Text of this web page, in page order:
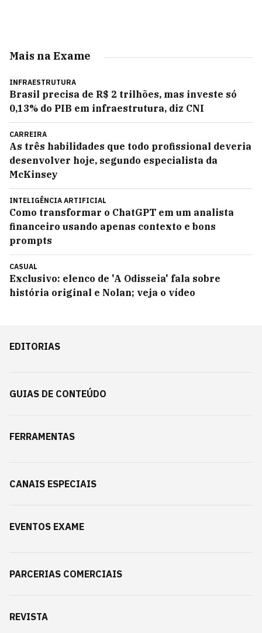
Mais na Exame
INFRAESTRUTURA
Brasil precisa de R$ 2 trilhões, mas investe só
0,13% do PIB em infraestrutura, diz CNI
CARREIRA
As três habilidades que todo profissional deveria
desenvolver hoje, segundo especialista da
McKinsey
INTELIGÊNCIA ARTIFICIAL
Como transformar o ChatGPT em um analista
financeiro usando apenas contexto e bons
prompts
CASUAL
Exclusivo: elenco de 'A Odisseia' fala sobre
história original e Nolan; veja o vídeo
EDITORIAS
GUIAS DE CONTEÚDO
FERRAMENTAS
CANAIS ESPECIAIS
EVENTOS EXAME
PARCERIAS COMERCIAIS
REVISTA